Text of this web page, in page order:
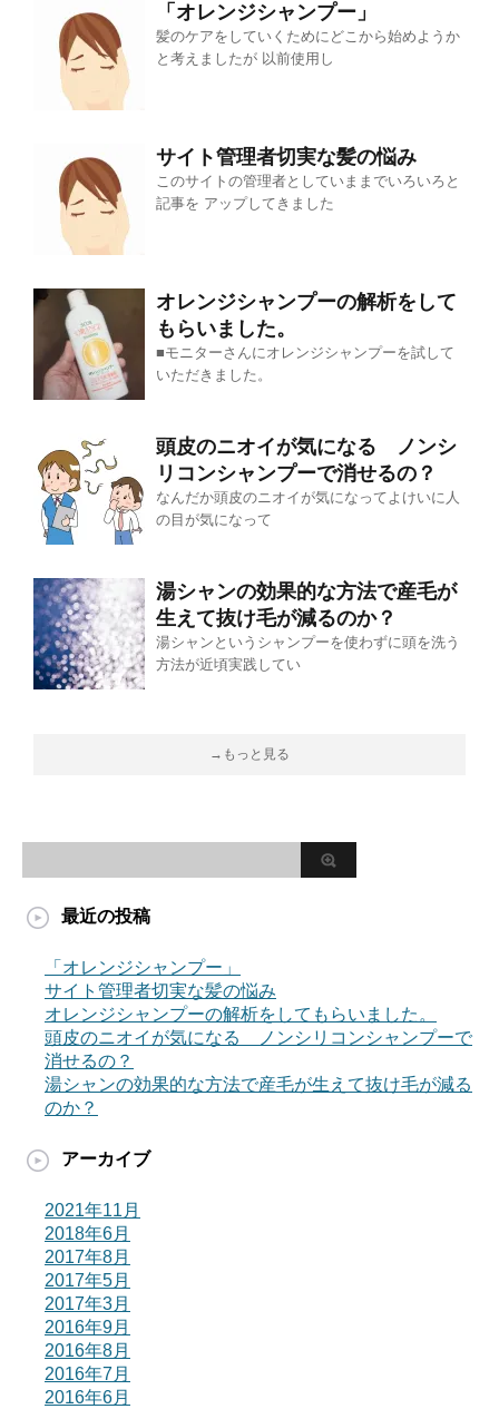
「オレンジシャンプー」
髪のケアをしていくためにどこから始めようか
と考えましたが 以前使用し
サイト管理者切実な髪の悩み
このサイトの管理者としていままでいろいろと
記事を アップしてきました
オレンジシャンプーの解析をして
もらいました。
■モニターさんにオレンジシャンプーを試して
いただきました。
頭皮のニオイが気になる ノンシ
リコンシャンプーで消せるの？
なんだか頭皮のニオイが気になってよけいに人
の目が気になって
湯シャンの効果的な方法で産毛が
生えて抜け毛が減るのか？
湯シャンというシャンプーを使わずに頭を洗う
方法が近頃実践してい
→もっと見る
最近の投稿
「オレンジシャンプー」
サイト管理者切実な髪の悩み
オレンジシャンプーの解析をしてもらいました。
頭皮のニオイが気になる ノンシリコンシャンプーで
消せるの？
湯シャンの効果的な方法で産毛が生えて抜け毛が減る
のか？
アーカイブ
2021年11月
2018年6月
2017年8月
2017年5月
2017年3月
2016年9月
2016年8月
2016年7月
2016年6月